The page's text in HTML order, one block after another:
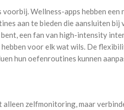
Wellness-apps hebben een
aan te bieden die aansluiten bij
een fan van high-intensity
voor elk wat wils. De
hun oefenroutines kunnen
zelfmonitoring, maar